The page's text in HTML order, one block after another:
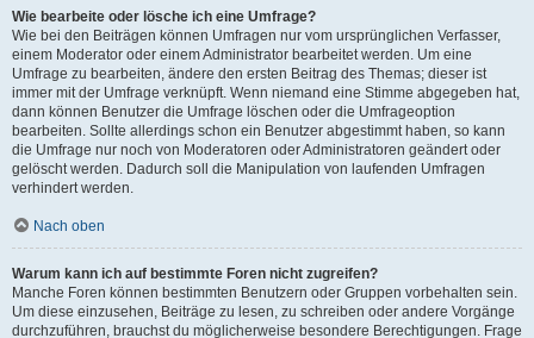
Wie bearbeite oder lösche ich eine Umfrage?
Wie bei den Beiträgen können Umfragen nur vom ursprünglichen Verfasser,
einem Moderator oder einem Administrator bearbeitet werden. Um eine
Umfrage zu bearbeiten, ändere den ersten Beitrag des Themas; dieser ist
immer mit der Umfrage verknüpft. Wenn niemand eine Stimme abgegeben hat,
dann können Benutzer die Umfrage löschen oder die Umfrageoption
bearbeiten. Sollte allerdings schon ein Benutzer abgestimmt haben, so kann
die Umfrage nur noch von Moderatoren oder Administratoren geändert oder
gelöscht werden. Dadurch soll die Manipulation von laufenden Umfragen
verhindert werden.
Nach oben
Warum kann ich auf bestimmte Foren nicht zugreifen?
Manche Foren können bestimmten Benutzern oder Gruppen vorbehalten sein.
Um diese einzusehen, Beiträge zu lesen, zu schreiben oder andere Vorgänge
durchzuführen, brauchst du möglicherweise besondere Berechtigungen. Frage